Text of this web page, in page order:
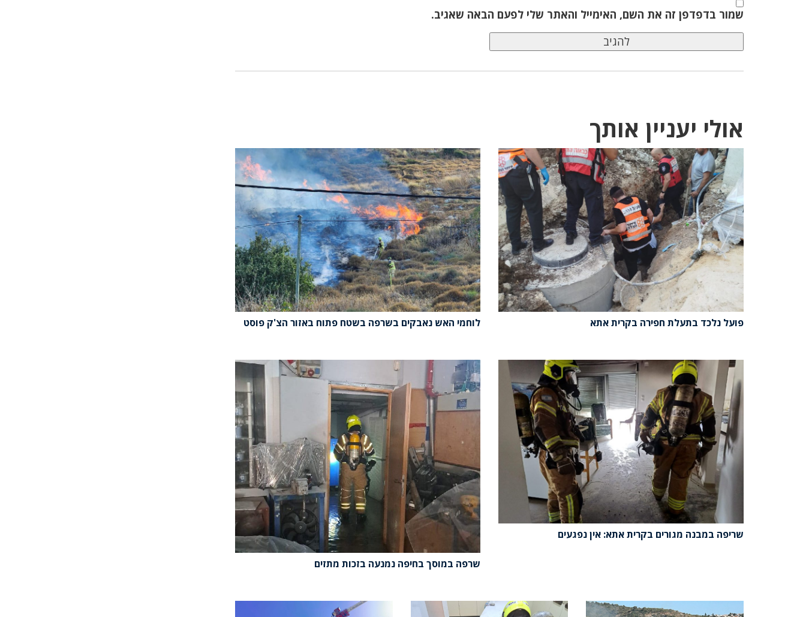
שמור בדפדפן זה את השם, האימייל והאתר שלי לפעם הבאה שאגיב.
אולי יעניין אותך
פועל נלכד בתעלת חפירה בקרית אתא לוחמי האש נאבקים בשרפה בשטח פתוח באזור הצ'ק פוסט
שריפה במבנה מגורים בקרית אתא: אין נפגעים
שרפה במוסך בחיפה נמנעה בזכות מתזים